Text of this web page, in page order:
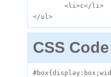
</ul>
CSS Code